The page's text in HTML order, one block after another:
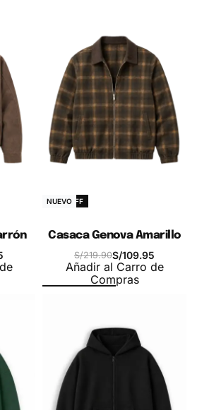
-50% OFF
NUEVO
Casaca Genova Amarillo
S/219.90S/109.95
Añadir al Carro de
Compras